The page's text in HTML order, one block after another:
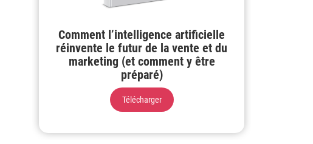
Comment l’intelligence artificielle
réinvente le futur de la vente et du
marketing (et comment y être
préparé)
Télécharger